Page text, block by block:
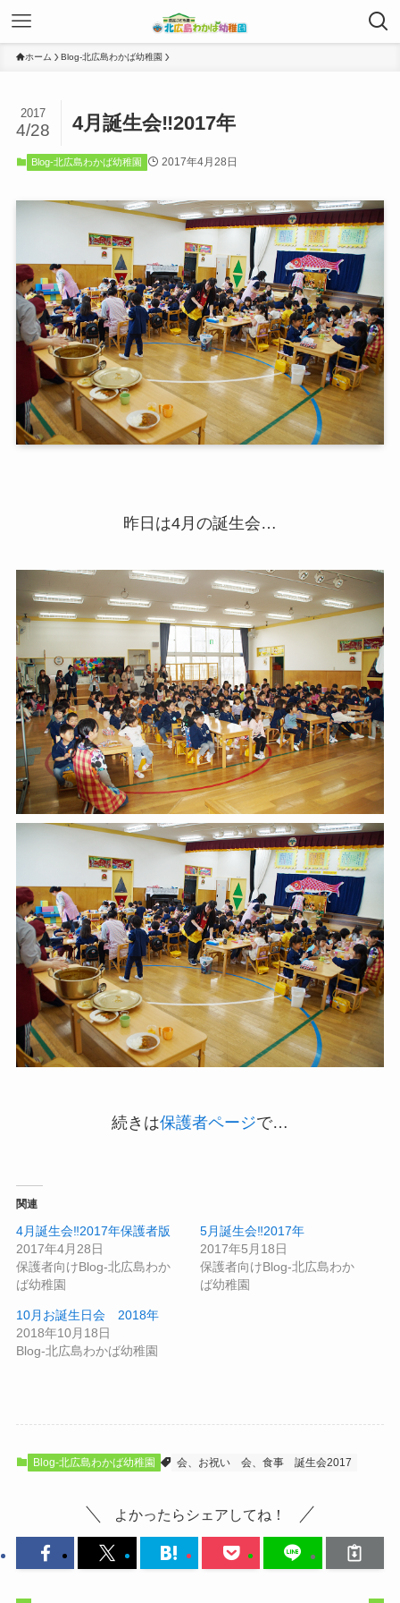
ホーム Blog-北広島わかば幼稚園
4月誕生会‼2017年
2017
4/28
Blog-北広島わかば幼稚園 2017年4月28日
昨日は4月の誕生会…
続きは保護者ページで…
関連
4月誕生会‼2017年保護者版
2017年4月28日
保護者向けBlog-北広島わか
ば幼稚園
5月誕生会‼2017年
2017年5月18日
保護者向けBlog-北広島わか
ば幼稚園
10月お誕生日会 2018年
2018年10月18日
Blog-北広島わかば幼稚園
Blog-北広島わかば幼稚園 会、お祝い 会、食事 誕生会2017
よかったらシェアしてね！